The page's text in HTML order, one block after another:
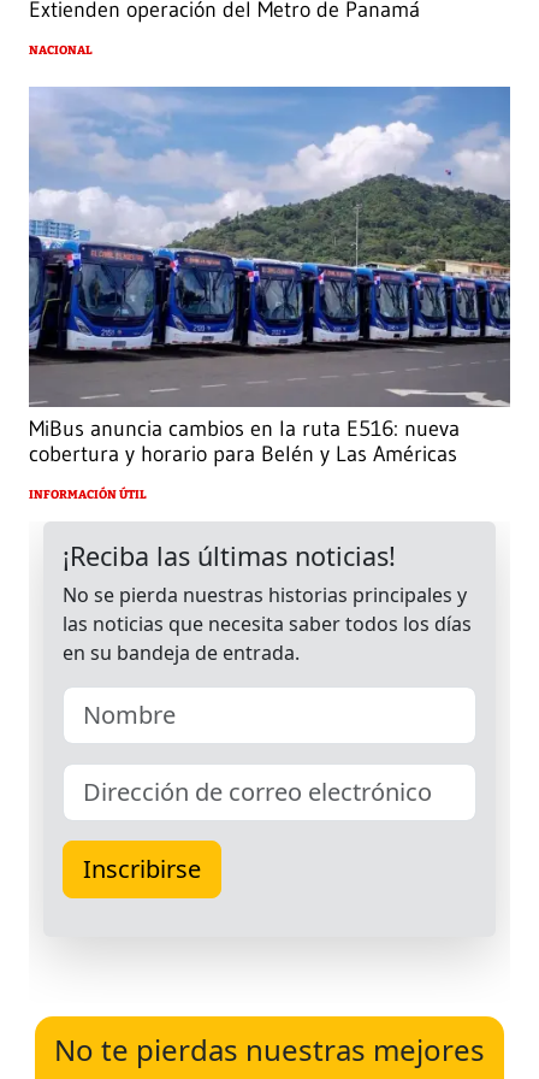
Extienden operación del Metro de Panamá
NACIONAL
MiBus anuncia cambios en la ruta E516: nueva
cobertura y horario para Belén y Las Américas
INFORMACIÓN ÚTIL
No te pierdas nuestras mejores